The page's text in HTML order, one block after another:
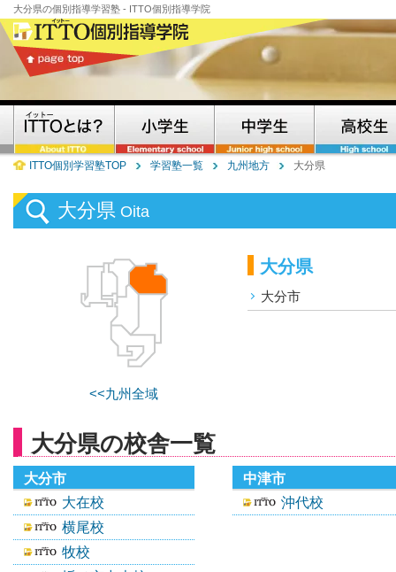
大分県の個別指導学習塾 - ITTO個別指導学院
ITTO個別学習塾TOP 学習塾一覧 九州地方 大分県
大分県 Oita
<<九州全域
大分県
大分市
大分県の校舎一覧
大分市
大在校
横尾校
牧校
中津市
沖代校